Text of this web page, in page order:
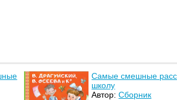
Самые смешные
школу
Автор:Сборник